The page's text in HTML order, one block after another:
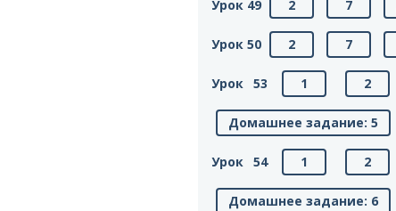
Урок 49 2 7
Урок 50 2 7
Урок 53 1 2
Домашнее задание: 5
Урок 54 1 2
Домашнее задание: 6